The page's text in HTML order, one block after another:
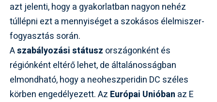
azt jelenti, hogy a gyakorlatban nagyon nehéz
túllépni ezt a mennyiséget a szokásos élelmiszer-
fogyasztás során.
Aszabályozási státusz országonként és
régiónként eltérő lehet, de általánosságban
elmondható, hogy a neoheszperidin DC széles
körben engedélyezett. Az Európai Unióban az E